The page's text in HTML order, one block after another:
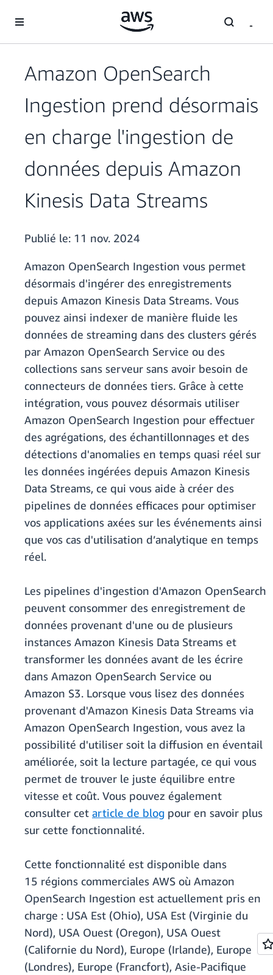
Amazon OpenSearch
Ingestion prend désormais
en charge l'ingestion de
données depuis Amazon
Kinesis Data Streams
Publié le: 11 nov. 2024
Amazon OpenSearch Ingestion vous permet
désormais d'ingérer des enregistrements
depuis Amazon Kinesis Data Streams. Vous
pouvez ainsi indexer de manière fluide les
données de streaming dans des clusters gérés
par Amazon OpenSearch Service ou des
collections sans serveur sans avoir besoin de
connecteurs de données tiers. Grâce à cette
intégration, vous pouvez désormais utiliser
Amazon OpenSearch Ingestion pour effectuer
des agrégations, des échantillonnages et des
détections d'anomalies en temps quasi réel sur
les données ingérées depuis Amazon Kinesis
Data Streams, ce qui vous aide à créer des
pipelines de données efficaces pour optimiser
vos applications axées sur les événements ainsi
que vos cas d'utilisation d’analytique en temps
réel.
Les pipelines d'ingestion d'Amazon OpenSearch
peuvent consommer des enregistrement de
données provenant d'une ou de plusieurs
instances Amazon Kinesis Data Streams et
transformer les données avant de les écrire
dans Amazon OpenSearch Service ou
Amazon S3. Lorsque vous lisez des données
provenant d'Amazon Kinesis Data Streams via
Amazon OpenSearch Ingestion, vous avez la
possibilité d'utiliser soit la diffusion en éventail
améliorée, soit la lecture partagée, ce qui vous
permet de trouver le juste équilibre entre
vitesse et coût. Vous pouvez également
consulter cet article de blog pour en savoir plus
sur cette fonctionnalité.
Cette fonctionnalité est disponible dans
15 régions commerciales AWS où Amazon
OpenSearch Ingestion est actuellement pris en
charge : USA Est (Ohio), USA Est (Virginie du
Nord), USA Ouest (Oregon), USA Ouest
(Californie du Nord), Europe (Irlande), Europe
(Londres), Europe (Francfort), Asie-Pacifique